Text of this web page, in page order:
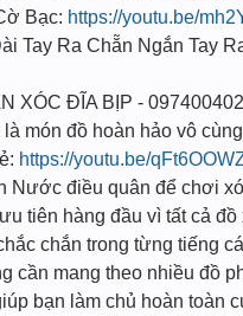
Bạc: https://youtu.be/
Tay Ra Chẵn Ngắn Tay
XÓC ĐĨA BỊP -
món đồ hoàn hảo vô
https://youtu.be/
Nước điều quân để chơi
tiên hàng đầu vì tất cả
chắn trong từng tiếng
cần mang theo nhiều đồ
bạn làm chủ hoàn toàn